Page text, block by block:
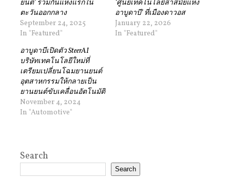
ยนต์’ ร่วมกันแห่งแรกใน
ตะวันออกกลาง
September 24, 2025
In "Featured"
‘ศูนย์เทคโนโลยีล้ำสมัยแห่ง
อาบูดาบี’ ที่เมืองดาวอส
January 22, 2026
In "Featured"
อาบูดาบีเปิดตัว SteerAI
บริษัทเทคโนโลยีใหม่ที่
เตรียมเปลี่ยนโฉมยานยนต์
อุตสาหกรรมให้กลายเป็น
ยานยนต์ขับเคลื่อนอัตโนมัติ
November 4, 2024
In "Automotive"
Search
Search